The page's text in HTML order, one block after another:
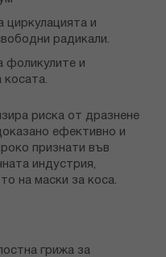
циркулацията и
радикали.
фоликулите и
косата.
риска от дразнене
ефективно и
признати във
индустрия,
на маски за коса.
грижа за